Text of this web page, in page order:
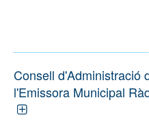
Consell d'Administració
l'Emissora Municipal